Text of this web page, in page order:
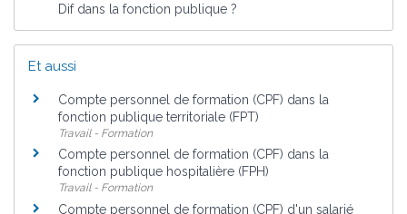
Dif dans la fonction publique ?
Et aussi
Compte personnel de formation (CPF) dans la
fonction publique territoriale (FPT)
Travail - Formation
Compte personnel de formation (CPF) dans la
fonction publique hospitalière (FPH)
Travail - Formation
Compte personnel de formation (CPF) d'un salarié